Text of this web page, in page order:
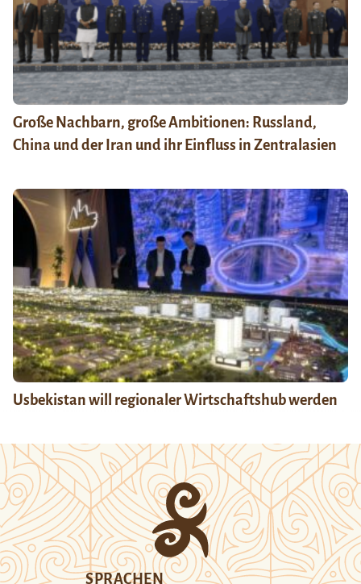
Große Nachbarn, große Ambitionen: Russland,
China und der Iran und ihr Einfluss in Zentralasien
Usbekistan will regionaler Wirtschaftshub werden
SPRACHEN